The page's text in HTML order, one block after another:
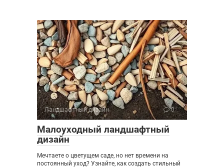
Ландшафтный дизайн 0
Малоуходный ландшафтный
дизайн
Мечтаете о цветущем саде, но нет времени на
постоянный уход? Узнайте, как создать стильный